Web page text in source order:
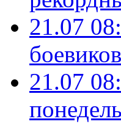
21.07
21.07